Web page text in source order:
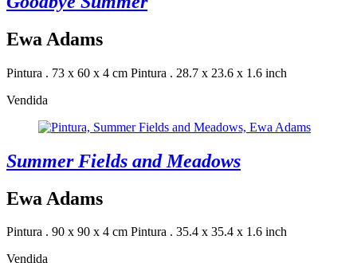
Ewa Adams
Pintura . 73 x 60 x 4 cm Pintura . 28.7 x 23.6 x 1.6 inch
Vendida
Summer Fields and Meadows
Ewa Adams
Pintura . 90 x 90 x 4 cm Pintura . 35.4 x 35.4 x 1.6 inch
Vendida